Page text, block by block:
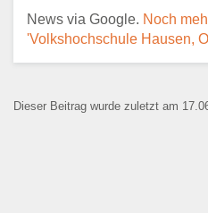
E-Mail*
News via Google. Noch
'Volkshochschule Hausen,
Dieser Beitrag wurde zuletzt am